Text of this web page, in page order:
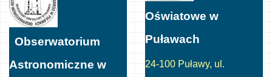
Obserwatorium
Astronomiczne w
Oświatowe w
Puławach
24-100 Puławy, ul.